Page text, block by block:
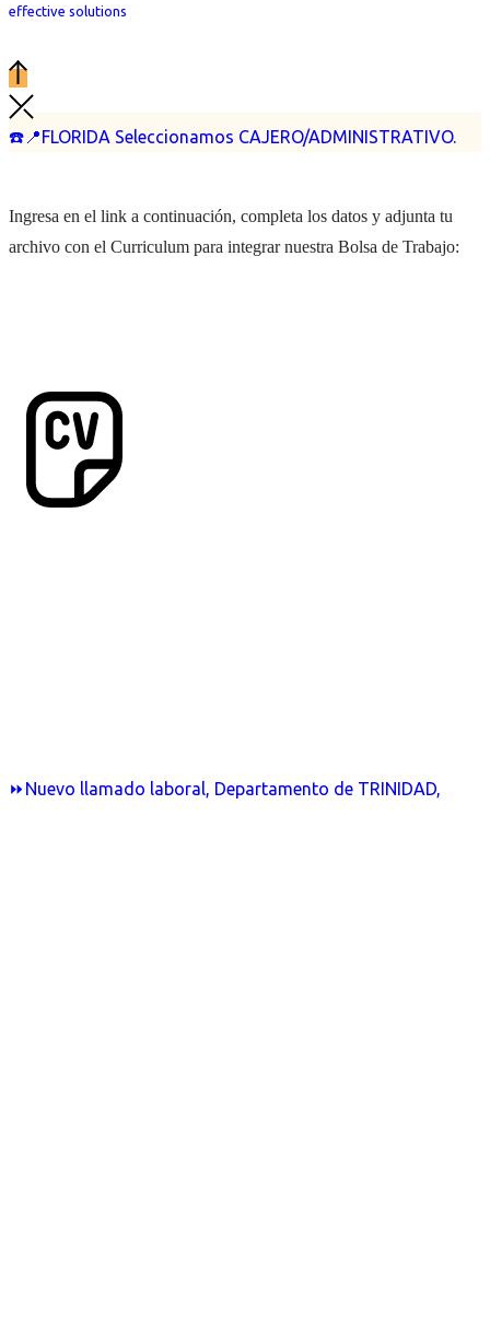
☎️📍FLORIDA Seleccionamos CAJERO/ADMINISTRATIVO.
⏩Nuevo llamado laboral, Departamento de TRINIDAD,
effective solutions
Ingresa en el link a continuación, completa los datos y adjunta tu
archivo con el Curriculum para integrar nuestra Bolsa de Trabajo: